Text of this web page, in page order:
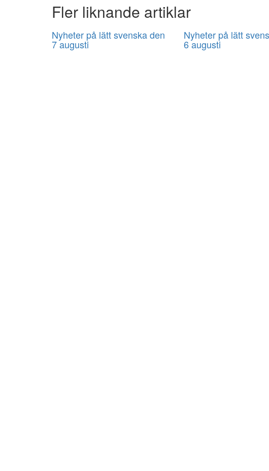
Fler liknande artiklar
Nyheter på lätt svenska den
7 augusti
Nyheter på lätt
6 augusti